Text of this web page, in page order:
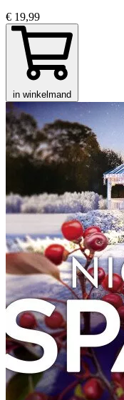
€ 19,99
in winkelmand